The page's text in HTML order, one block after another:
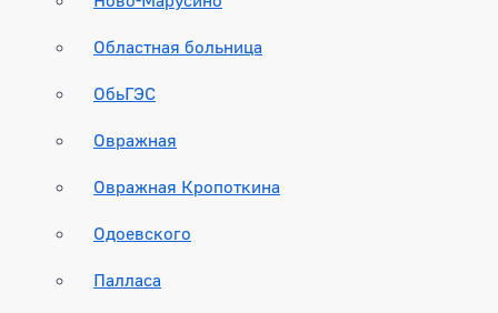
Областная больница
ОбьГЭС
Овражная
Овражная Кропоткина
Одоевского
Палласа